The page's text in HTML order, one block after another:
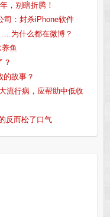
，别瞎折腾！
司：封杀iPhone软件
为什么都在微博？
鱼
？
的故事？
流行病，应帮助中低收
反而松了口气